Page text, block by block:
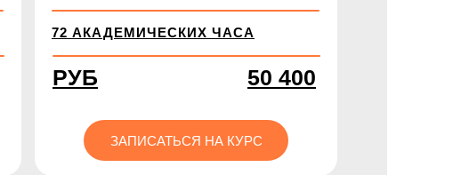
ЗАПИСАТЬСЯ НА КУРС
РУБ 50 400
72 АКАДЕМИЧЕСКИХ ЧАСА